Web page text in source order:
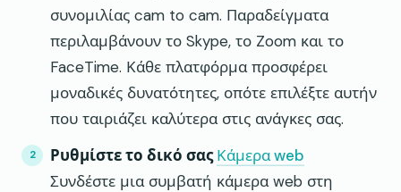
συνομιλίας cam to cam. Παραδείγματα
περιλαμβάνουν το Skype, το Zoom και το
FaceTime. Κάθε πλατφόρμα προσφέρει
μοναδικές δυνατότητες, οπότε επιλέξτε αυτήν
που ταιριάζει καλύτερα στις ανάγκες σας.
Ρυθμίστε το δικό σαςΚάμερα web
Συνδέστε μια συμβατή κάμερα web στη